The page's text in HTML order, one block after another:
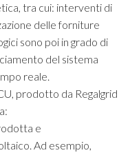
tra cui: interventi di
delle forniture
sono poi in grado di
del sistema
reale.
prodotto da Regalgrid
e
Ad esempio,